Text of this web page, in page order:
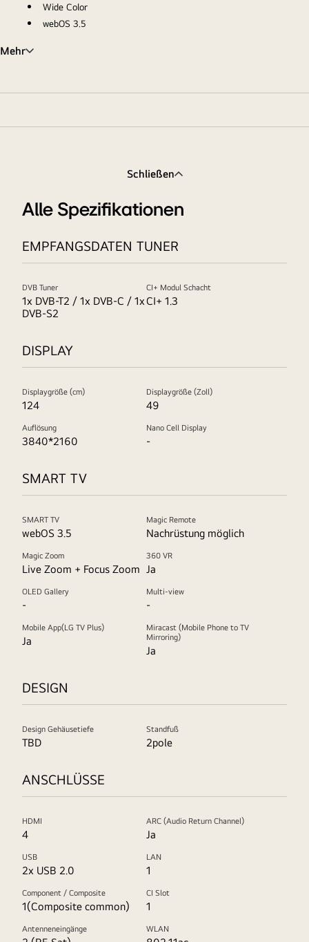
Wide Color
webOS 3.5
Mehr
Schließen
Alle Spezifikationen
EMPFANGSDATEN TUNER
DVB Tuner
1x DVB-T2 / 1x DVB-C / 1x
DVB-S2
CI+ Modul Schacht
CI+ 1.3
DISPLAY
Displaygröße (cm)
124
Displaygröße (Zoll)
49
Auflösung
3840*2160
Nano Cell Display
-
SMART TV
SMART TV
webOS 3.5
Magic Remote
Nachrüstung möglich
Magic Zoom
Live Zoom + Focus Zoom
360 VR
Ja
OLED Gallery
-
Multi-view
-
Mobile App(LG TV Plus)
Ja
Miracast (Mobile Phone to TV
Mirroring)
Ja
DESIGN
Design Gehäusetiefe
TBD
Standfuß
2pole
ANSCHLÜSSE
HDMI
4
ARC (Audio Return Channel)
Ja
USB
2x USB 2.0
LAN
1
Component / Composite
1(Composite common)
CI Slot
1
Antenneneingänge WLAN